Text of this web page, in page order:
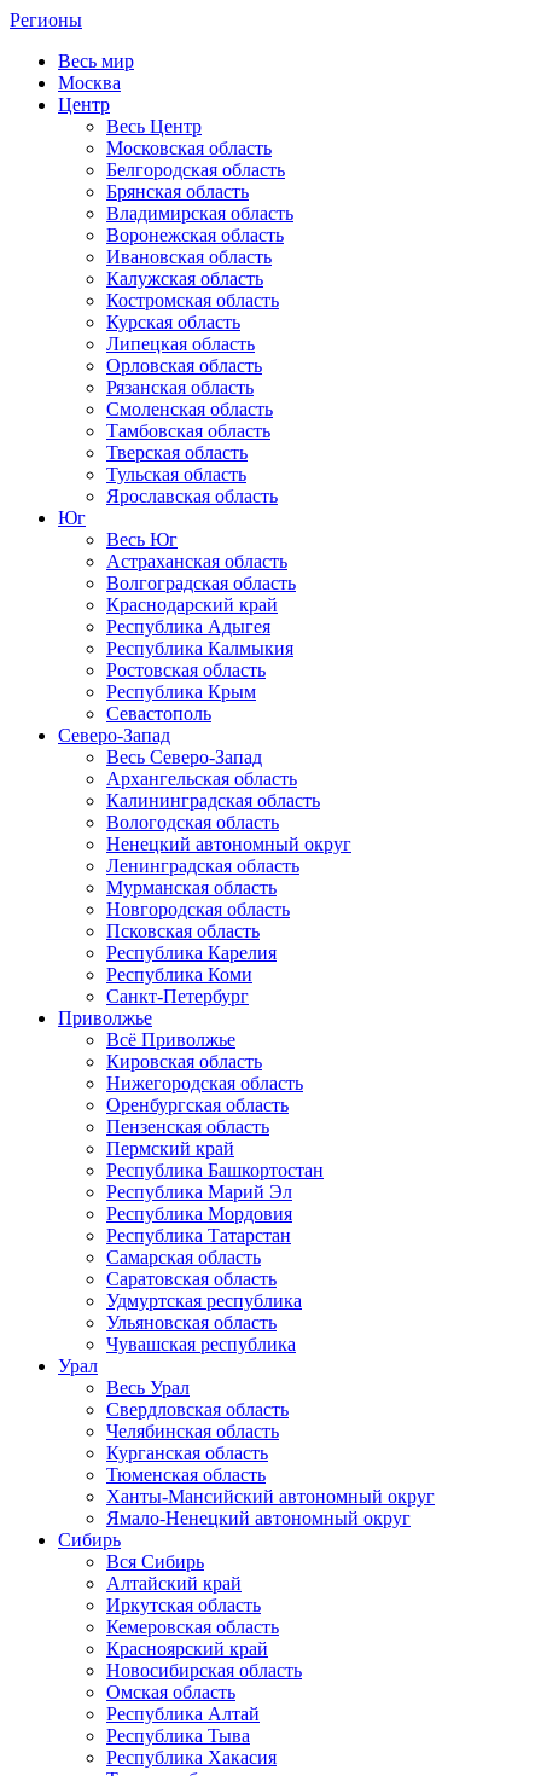
Регионы
Весь мир
Москва
Центр
Весь Центр
Московская область
Белгородская область
Брянская область
Владимирская область
Воронежская область
Ивановская область
Калужская область
Костромская область
Курская область
Липецкая область
Орловская область
Рязанская область
Смоленская область
Тамбовская область
Тверская область
Тульская область
Ярославская область
Юг
Весь Юг
Астраханская область
Волгоградская область
Краснодарский край
Республика Адыгея
Республика Калмыкия
Ростовская область
Республика Крым
Севастополь
Северо-Запад
Весь Северо-Запад
Архангельская область
Калининградская область
Вологодская область
Ненецкий автономный округ
Ленинградская область
Мурманская область
Новгородская область
Псковская область
Республика Карелия
Республика Коми
Санкт-Петербург
Приволжье
Всё Приволжье
Кировская область
Нижегородская область
Оренбургская область
Пензенская область
Пермский край
Республика Башкортостан
Республика Марий Эл
Республика Мордовия
Республика Татарстан
Самарская область
Саратовская область
Удмуртская республика
Ульяновская область
Чувашская республика
Урал
Весь Урал
Свердловская область
Челябинская область
Курганская область
Тюменская область
Ханты-Мансийский автономный округ
Ямало-Ненецкий автономный округ
Сибирь
Вся Сибирь
Алтайский край
Иркутская область
Кемеровская область
Красноярский край
Новосибирская область
Омская область
Республика Алтай
Республика Тыва
Республика Хакасия